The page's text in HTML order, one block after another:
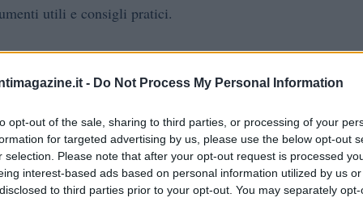
- Do Not Process My Personal Information
opt-out of the sale, sharing to third parties, or processing of your
for targeted advertising by us, please use the below opt-out
selection. Please note that after your opt-out request is processed
interest-based ads based on personal information utilized by us
to third parties prior to your opt-out. You may separately
utili e consigli pratici.
personali è la creazione di un
il futuro finanziario. Senza un budget, è
di denaro per necessità importanti.